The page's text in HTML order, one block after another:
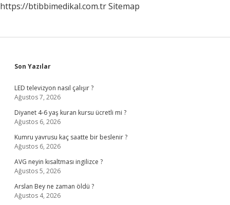
https://btibbimedikal.com.trSitemap
Sidebar
Son Yazılar
LED televizyon nasıl çalışır ?
Ağustos 7, 2026
Diyanet 4-6 yaş kuran kursu ücretli mi ?
Ağustos 6, 2026
Kumru yavrusu kaç saatte bir beslenir ?
Ağustos 6, 2026
AVG neyin kısaltması ingilizce ?
Ağustos 5, 2026
Arslan Bey ne zaman öldü ?
Ağustos 4, 2026